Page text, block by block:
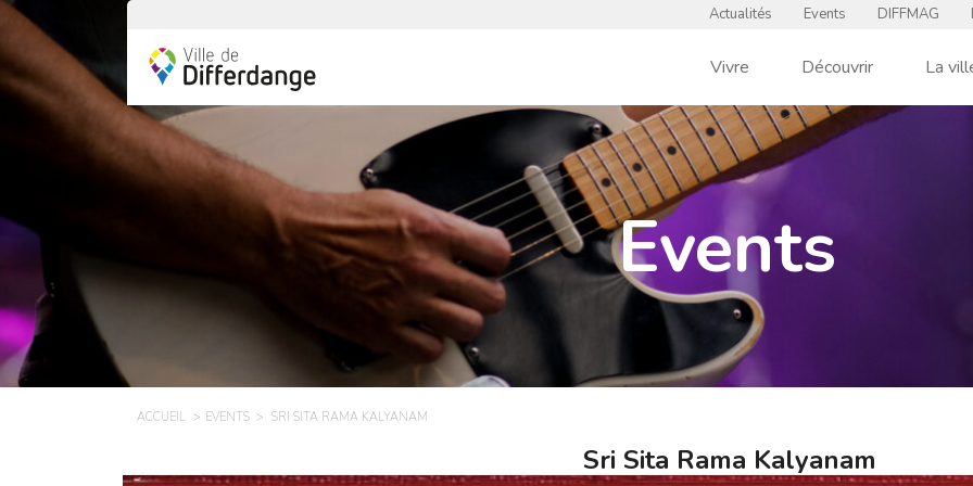
Actualités Events DIFFMAG
Vivre Découvrir La
Events
ACCUEIL EVENTS SRI SITA RAMA KALYANAM
Sri Sita Rama Kalyanam